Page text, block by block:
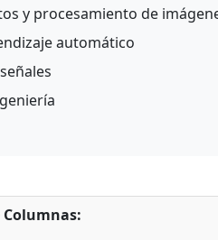
y procesamiento de
automático
Columnas: